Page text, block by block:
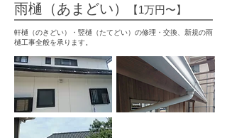
軒樋（のきどい）・竪樋（たてどい）の修理・交換、新規の雨
樋工事全般を承ります。
雨樋（あまどい） 【1万円〜】